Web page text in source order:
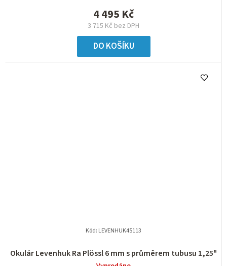
3 715 Kč bez DPH
4 495 Kč
DO KOŠÍKU
Okulár Levenhuk Ra Plössl 6 mm s průměrem tubusu 1,25"
Kód: LEVENHUK45113